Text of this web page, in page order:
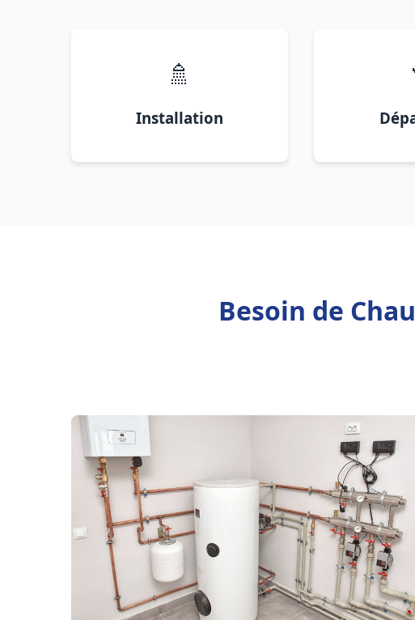
🚿
Installation
Besoin de